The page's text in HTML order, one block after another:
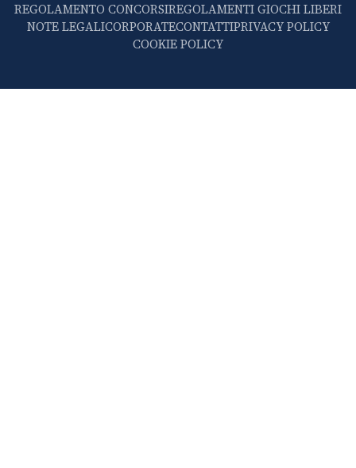
REGOLAMENTO CONCORSIREGOLAMENTI GIOCHI LIBERI
NOTE LEGALICORPORATECONTATTIPRIVACY POLICY
COOKIE POLICY